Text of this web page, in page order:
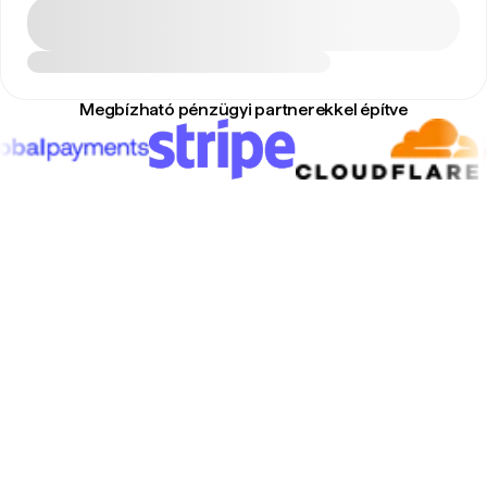
Megbízható pénzügyi partnerekkel építve